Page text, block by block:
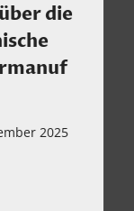
die
2025